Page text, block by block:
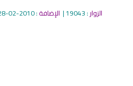
الزوار: 19043 | الإضافة: 2010-02-28